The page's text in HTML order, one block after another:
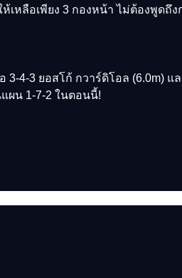
หลือเพียง 3 กองหน้า ไม่ต้องพูดถึง
4-3 ยอสโก้ กวาร์ดิโอล (6.0m) แ
ผน 1-7-2 ในตอนนี้!